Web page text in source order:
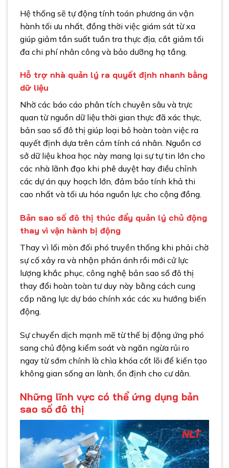
Hệ thống sẽ tự động tính toán phương án vận
hành tối ưu nhất, đồng thời việc giám sát từ xa
giúp giảm tần suất tuần tra thực địa, cắt giảm tối
đa chi phí nhân công và bảo dưỡng hạ tầng.
Hỗ trợ nhà quản lý ra quyết định nhanh bằng
dữ liệu
Nhờ các báo cáo phân tích chuyên sâu và trực
quan từ nguồn dữ liệu thời gian thực đã xác thực,
bản sao số đô thị giúp loại bỏ hoàn toàn việc ra
quyết định dựa trên cảm tính cá nhân. Nguồn cơ
sở dữ liệu khoa học này mang lại sự tự tin lớn cho
các nhà lãnh đạo khi phê duyệt hay điều chỉnh
các dự án quy hoạch lớn, đảm bảo tính khả thi
cao nhất và tối ưu hóa nguồn lực cho cộng đồng.
Bản sao số đô thị thúc đẩy quản lý chủ động
thay vì vận hành bị động
Thay vì lối mòn đối phó truyền thống khi phải chờ
sự cố xảy ra và nhận phản ánh rồi mới cử lực
lượng khắc phục, công nghệ bản sao số đô thị
thay đổi hoàn toàn tư duy này bằng cách cung
cấp năng lực dự báo chính xác các xu hướng biến
động.
Sự chuyển dịch mạnh mẽ từ thế bị động ứng phó
sang chủ động kiểm soát và ngăn ngừa rủi ro
ngay từ sớm chính là chìa khóa cốt lõi để kiến tạo
không gian sống an lành, ổn định cho cư dân.
Những lĩnh vực có thể ứng dụng bản
sao số đô thị